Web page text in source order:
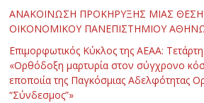
ΑΝΑΚΟΙΝΩΣΗ ΠΡΟΚΗΡΥΞΗΣ ΜΙΑΣ
ΟΙΚΟΝΟΜΙΚΟΥ ΠΑΝΕΠΙΣΤΗΜΙΟΥ
Επιμορφωτικός Κύκλος της ΑΕΑΑ:
«Ορθόδοξη μαρτυρία στον σύγχρονο
εποποιία της Παγκόσμιας Αδελφότητας
“Σύνδεσμος”»